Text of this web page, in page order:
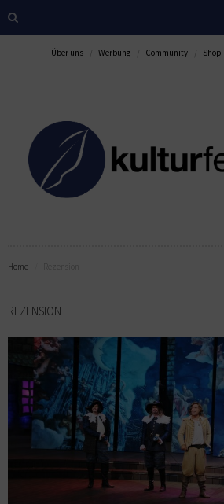
Über uns Werbung Community Shop
Home
REZENSION